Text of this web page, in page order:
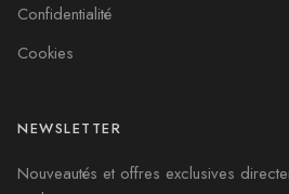
Confidentialité
Cookies
NEWSLETTER
Nouveautés et offres exclusives